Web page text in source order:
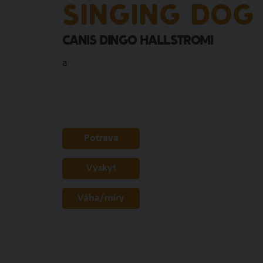
SINGING DOG
Canis dingo hallstromi
a
Potrava
Výskyt
Váha/míry